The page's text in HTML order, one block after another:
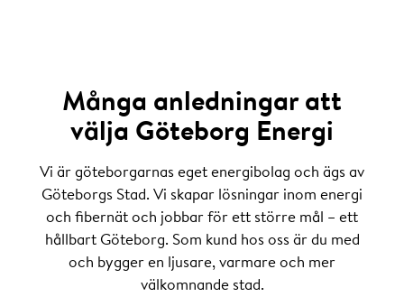
Många anledningar att
välja Göteborg Energi
Vi är göteborgarnas eget energibolag och ägs av
Göteborgs Stad. Vi skapar lösningar inom energi
och fibernät och jobbar för ett större mål – ett
hållbart Göteborg. Som kund hos oss är du med
och bygger en ljusare, varmare och mer
välkomnande stad.